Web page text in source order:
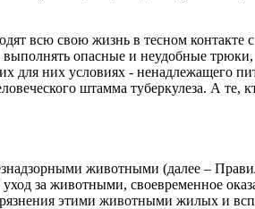
всю свою жизнь в тесном контакте
опасные и неудобные
них условиях - ненадлежащего
штамма туберкулеза. А те,
животными (далее –
за животными, своевременное
этими животными жилых и